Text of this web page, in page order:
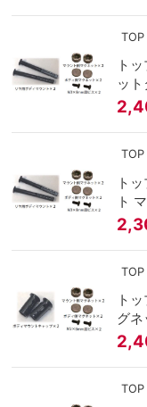
TOP
ト
ッ
TOP
ト
ト
TOP
ト
グ
TOP